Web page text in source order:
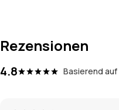
Rezensionen
4.8 Basierend auf